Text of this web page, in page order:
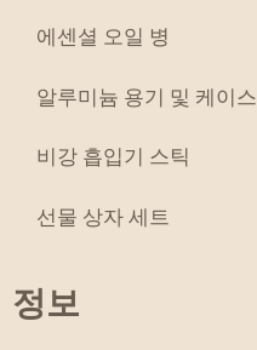
에센셜 오일 병
알루미늄 용기 및 케이스
비강 흡입기 스틱
선물 상자 세트
정보